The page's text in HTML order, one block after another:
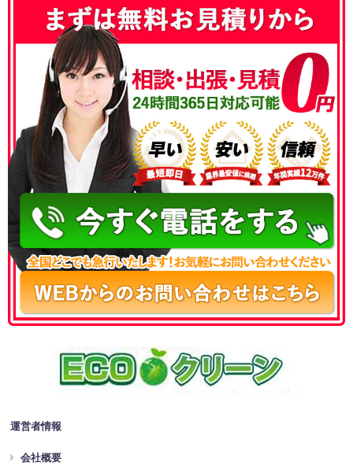
050-3186-4780
運営者情報
会社概要